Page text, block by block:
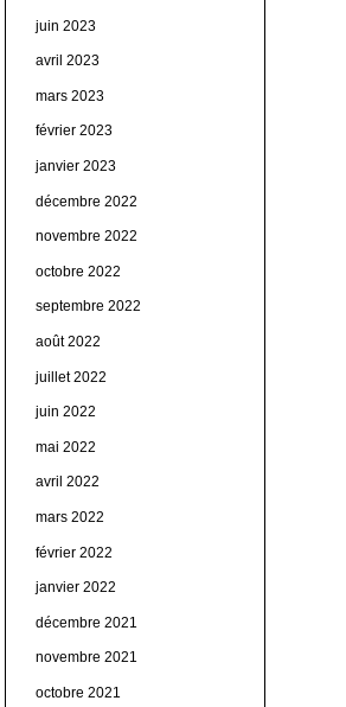
juin 2023
avril 2023
mars 2023
février 2023
janvier 2023
décembre 2022
novembre 2022
octobre 2022
septembre 2022
août 2022
juillet 2022
juin 2022
mai 2022
avril 2022
mars 2022
février 2022
janvier 2022
décembre 2021
novembre 2021
octobre 2021